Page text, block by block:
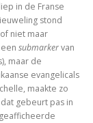
op Dawkins,
cement of
nu! – een
in de Franse
stond
niet maar
submarkervan
maar de
evangelicals
maakte zo
gebeurt pas in